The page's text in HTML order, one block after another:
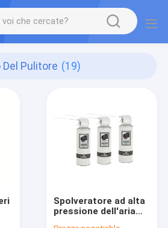
Pulitore (19)
Spolveratore ad alta
pressione dell'aria